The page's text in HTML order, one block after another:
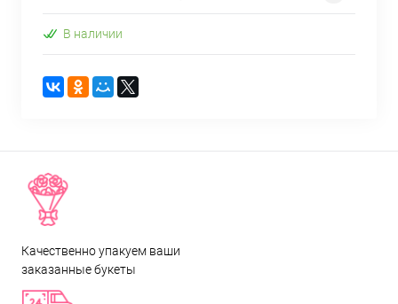
В наличии
Качественно упакуем ваши
заказанные букеты